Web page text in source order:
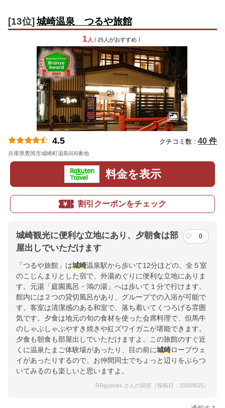
[13位] 城崎温泉 つるや旅館
1 人 / 25人がおすすめ！
4.5 クチコミ数 : 40 件
兵庫県豊岡市城崎町湯島606番地
料金を表示
割引クーポンをチェック
城崎観光に便利な立地にあり、夕朝食は部
屋出しでいただけます
0
「つるや旅館」は城崎温泉駅から歩いて12分ほどの、全５室
のこじんまりとした宿で、外湯めぐりに便利な立地にありま
す。元湯「庭園風呂・鴻の湯」へは歩いて１分で行けます。
館内には２つの貸切風呂があり、グループでの入浴が可能で
す。客室は清潔感のある和室で、落ち着いてくつろげる雰囲
気です。夕食は地元の旬の食材を使った会席料理で、但馬牛
のしゃぶしゃぶやすき焼きや紅ズワイガニが堪能できます。
夕食も朝食も部屋出しでいただけますよ。この旅館のすぐ近
くに温泉たまご体験場があったり、目の前に城崎ロープウェ
イがあったりするので、お仲間同士でちょっと辺りをぶらつ
いてみるのも楽しいと思いますよ。
RRgypsies さんの回答（投稿日：2020/8/25）